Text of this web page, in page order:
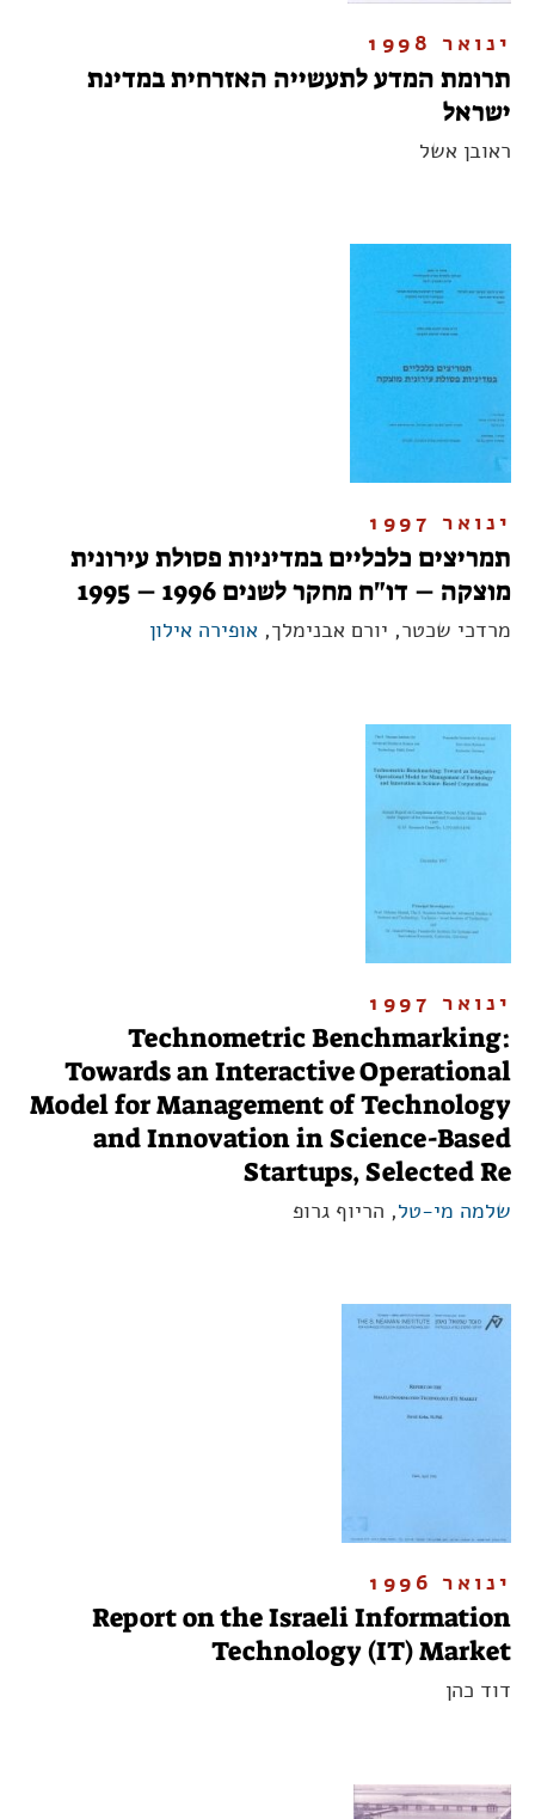
ינואר 1998
תרומת המדע לתעשייה האזרחית במדינת
ישראל
ראובן אשל
ינואר 1997
תמריצים כלכליים במדיניות פסולת עירונית
מוצקה – דו"ח מחקר לשנים 1996 – 1995
מרדכי שכטר, יורם אבנימלך, אופירה אילון
ינואר 1997
Technometric Benchmarking:
Towards an Interactive Operational
Model for Management of Technology
and Innovation in Science-Based
Startups, Selected Re
שלמה מי-טל, הריוף גרופ
ינואר 1996
Report on the Israeli Information
Technology (IT) Market
דוד כהן